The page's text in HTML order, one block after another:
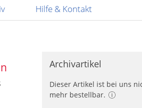
Hilfe & Kontakt
Archivartikel
Dieser Artikel ist bei uns
mehr bestellbar.